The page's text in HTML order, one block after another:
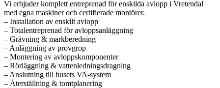
Vi erbjuder komplett entreprenad för enskilda avlopp i Vretendal
med egna maskiner och certifierade montörer.
– Installation av enskilt avlopp
– Totalentreprenad för avloppsanläggning
– Grävning & markberedning
– Anläggning av provgrop
– Montering av avloppskomponenter
– Rörläggning & vattenledningsdragning
– Anslutning till husets VA-system
– Återställning & tomtplanering